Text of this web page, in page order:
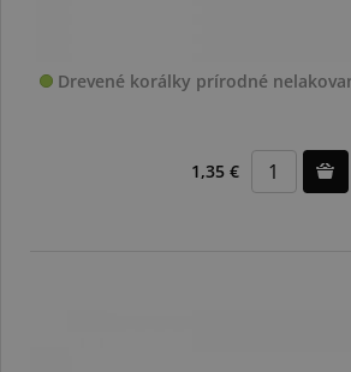
Drevené korálky prírodné
1,35 €